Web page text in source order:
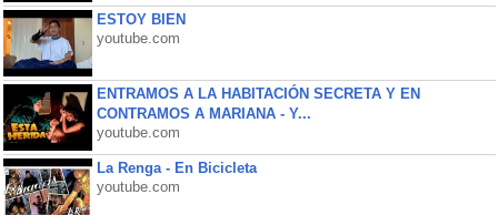
ESTOY BIEN
youtube.com
ENTRAMOS A LA HABITACIÓN SECRETA Y EN
CONTRAMOS A MARIANA - Y...
youtube.com
La Renga - En Bicicleta
youtube.com